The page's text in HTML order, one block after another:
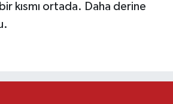
kısmı ortada. Daha derine